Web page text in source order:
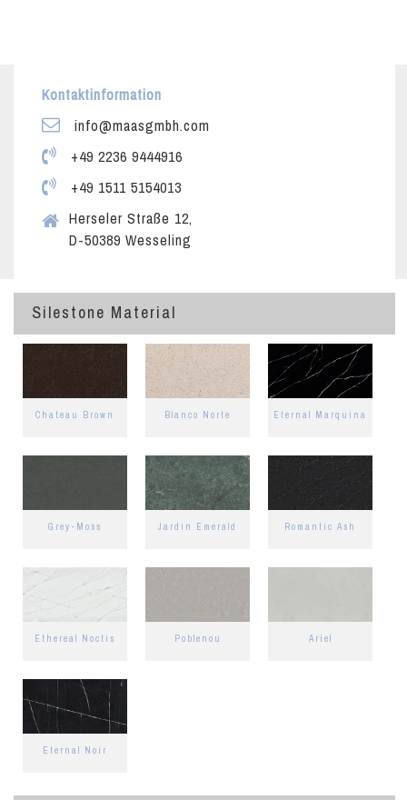
Kontaktinformation
info@maasgmbh.com
+49 2236 9444916
+49 1511 5154013
Herseler Straße 12,
D-50389 Wesseling
Silestone Material
Chateau Brown Blanco Norte Eternal Marquina
Grey-Moss Jardin Emerald Romantic Ash
Ethereal Noctis Poblenou Ariel
Eternal Noir